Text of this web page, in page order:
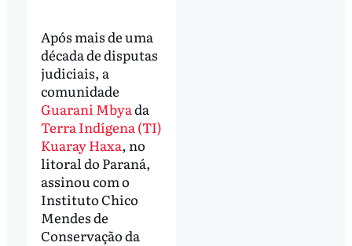
Após mais de uma
década de disputas
judiciais, a
comunidade
Guarani Mbyada
Terra Indígena (TI)
Kuaray Haxa, no
litoral do Paraná,
assinou com o
Instituto Chico
Mendes de
Conservação da